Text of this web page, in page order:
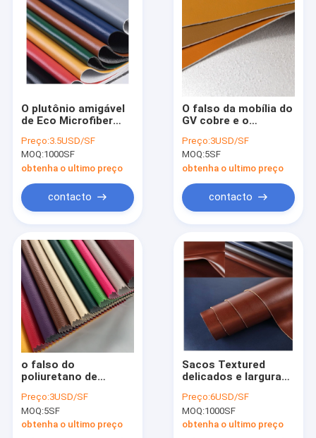
O plutônio amigável
de Eco Microfiber
a tela de couro
sintética para sacos
Preço:3.5USD/SF
MOQ:1000SF
obtenha o ultimo preço
contacto
O falso da mobília do
GV cobre e o
de estofamento de
couro do plutônio
para sofás
Preço:3USD/SF
MOQ:5SF
obtenha o ultimo preço
contacto
o falso do
poliuretano de
cobre a tela de
Microfiber da
camurça do plutônio
Preço:3USD/SF
MOQ:5SF
obtenha o ultimo preço
Sacos Textured
delicados e largura
100cm do silicone
das correias
Preço:6USD/SF
MOQ:1000SF
obtenha o ultimo preço